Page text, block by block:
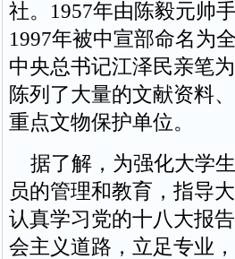
社。1957年由陈毅元帅
1997年被中宣部命名为
中央总书记江泽民亲笔
陈列了大量的文献资料
重点文物保护单位。
据了解，为强化大学
员的管理和教育，指导
认真学习党的十八大报
会主义道路，立足专业